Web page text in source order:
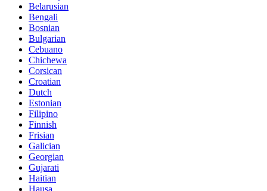
Belarusian
Bengali
Bosnian
Bulgarian
Cebuano
Chichewa
Corsican
Croatian
Dutch
Estonian
Filipino
Finnish
Frisian
Galician
Georgian
Gujarati
Haitian